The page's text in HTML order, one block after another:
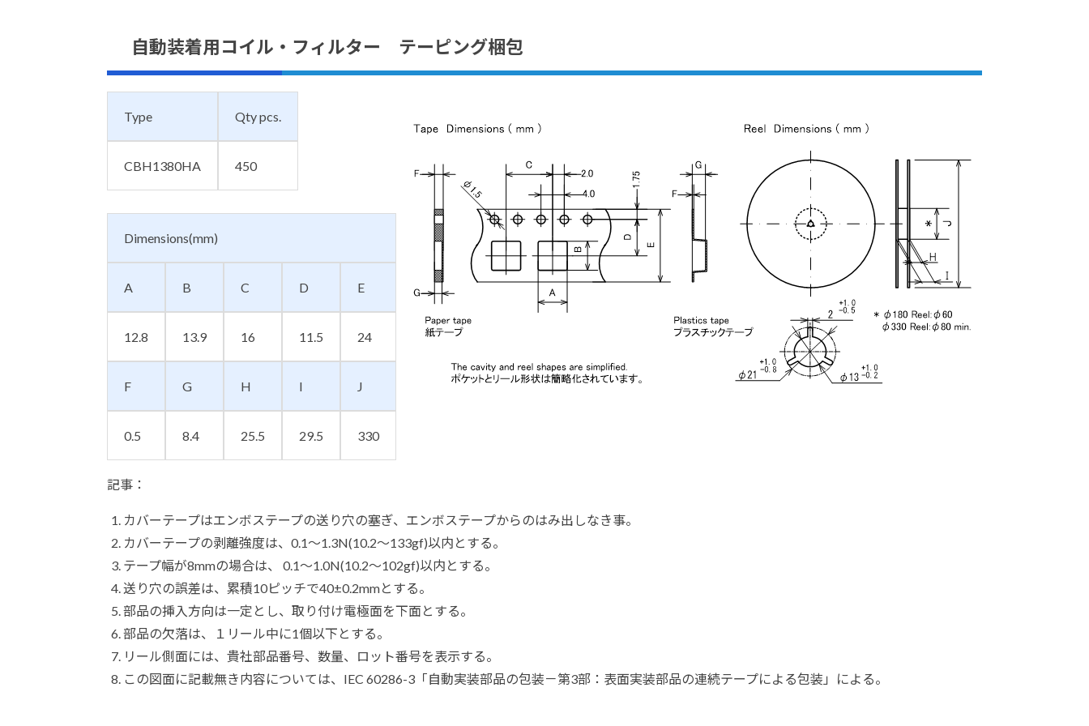
自動装着用コイル・フィルター テーピング梱包
Type Qty pcs.
CBH1380HA 450
Dimensions(mm)
A B C D E
12.8 13.9 16 11.5 24
F G H I J
0.5 8.4 25.5 29.5 330
記事：
カバーテープはエンボステープの送り穴の塞ぎ、エンボステープからのはみ出しなき事。
カバーテープの剥離強度は、0.1～1.3N(10.2～133gf)以内とする。
テープ幅が8mmの場合は、 0.1～1.0N(10.2～102gf)以内とする。
送り穴の誤差は、累積10ピッチで40±0.2mmとする。
部品の挿入方向は一定とし、取り付け電極面を下面とする。
部品の欠落は、１リール中に1個以下とする。
リール側面には、貴社部品番号、数量、ロット番号を表示する。
この図面に記載無き内容については、IEC 60286-3「自動実装部品の包装－第3部：表面実装部品の連続テープによる包装」による。